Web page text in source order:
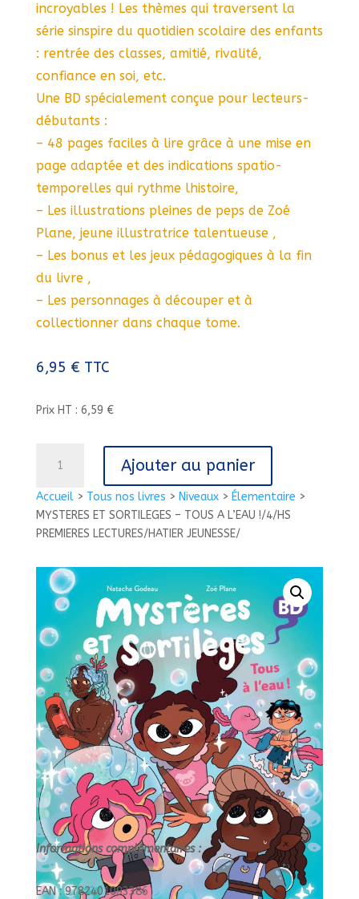
Accueil> Tous nos livres > Niveaux> Élementaire >
MYSTERES ET SORTILEGES – TOUS A L’EAU !/4/HS
PREMIERES LECTURES/HATIER JEUNESSE/
incroyables ! Les thèmes qui traversent la
série sinspire du quotidien scolaire des enfants
: rentrée des classes, amitié, rivalité,
confiance en soi, etc.
Une BD spécialement conçue pour lecteurs-
débutants :
– 48 pages faciles à lire grâce à une mise en
page adaptée et des indications spatio-
temporelles qui rythme lhistoire,
– Les illustrations pleines de peps de Zoé
Plane, jeune illustratrice talentueuse ,
– Les bonus et les jeux pédagogiques à la fin
du livre ,
– Les personnages à découper et à
collectionner dans chaque tome.
6,95 € TTC
Prix HT : 6,59 €
MYSTERES
ET
SORTILEGES
L'EAU
!/4/HS
PREMIERES
LECTURES/HATIER
JEUNESSE/
Ajouter au panier
Informations complémentaires :
EAN : 9782401093386